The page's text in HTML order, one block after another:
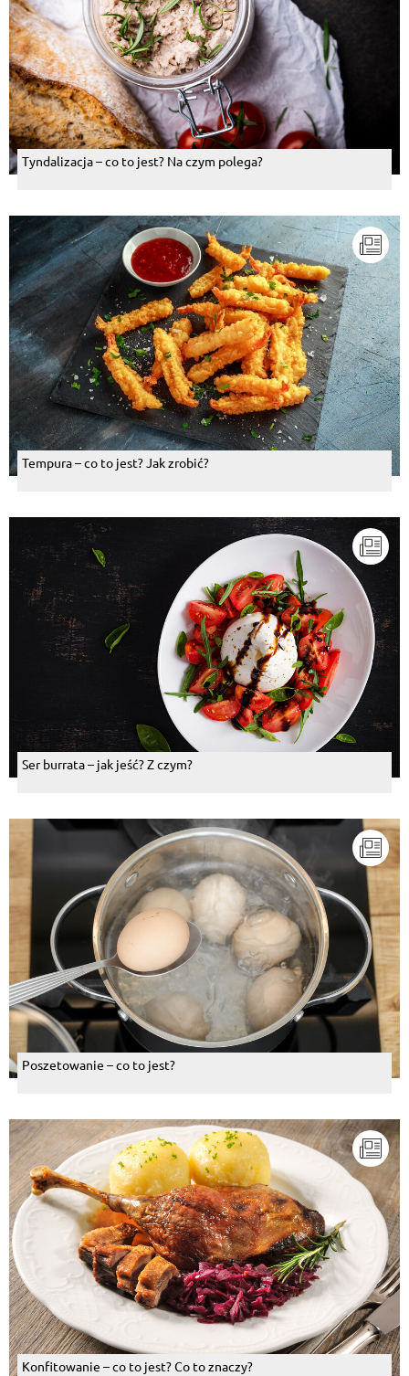
Tyndalizacja – co to jest? Na czym polega?
Tempura – co to jest? Jak zrobić?
Ser burrata – jak jeść? Z czym?
Poszetowanie – co to jest?
Konfitowanie – co to jest? Co to znaczy?